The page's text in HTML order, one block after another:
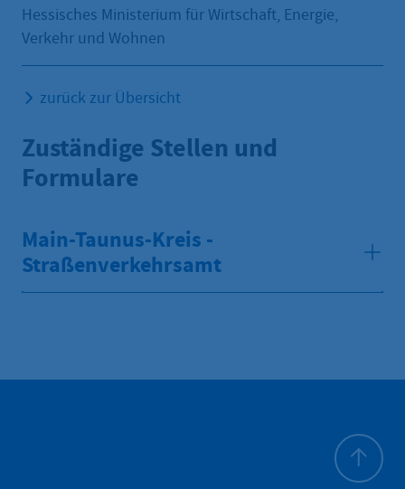
Hessisches Ministerium für Wirtschaft, Energie,
Verkehr und Wohnen
zurück zur Übersicht
Zuständige Stellen und
Formulare
Main-Taunus-Kreis -
Straßenverkehrsamt